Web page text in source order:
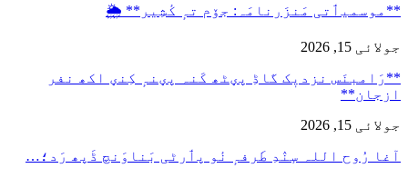
**موسمیٲتی مَنزَرنامَہ: جۆم تہٕ کٔشِیر** 🌦️
جولائی 15, 2026
**رَامبنَس نزدیٖک گاڈِ پؠٹھ کَنہ پؠنہٕ کِنؠ اکھ نفر
ازجان**
جولائی 15, 2026
آغا رُوح اللہ سٕنٛدِ طَرفہٕ نٔو پٲرٹی بَناوَنچ ڈَپھ رَد؛…